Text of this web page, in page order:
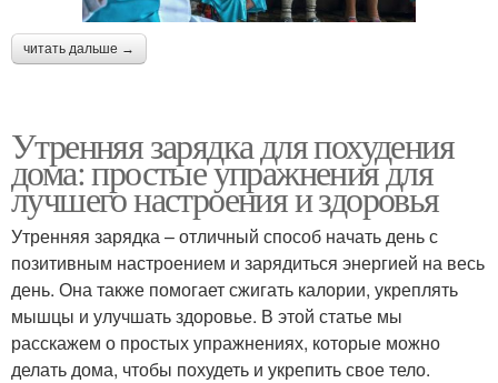
читать дальше →
Утренняя зарядка для похудения
дома: простые упражнения для
лучшего настроения и здоровья
Утренняя зарядка – отличный способ начать день с
позитивным настроением и зарядиться энергией на весь
день. Она также помогает сжигать калории, укреплять
мышцы и улучшать здоровье. В этой статье мы
расскажем о простых упражнениях, которые можно
делать дома, чтобы похудеть и укрепить свое тело.